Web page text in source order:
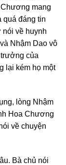
mang
quá đáng tin
nói về huynh
Nhậm Dao vô
của
lại kém họ một
lòng Nhậm
Hoa Chương
về chuyện
Bà chủ nói